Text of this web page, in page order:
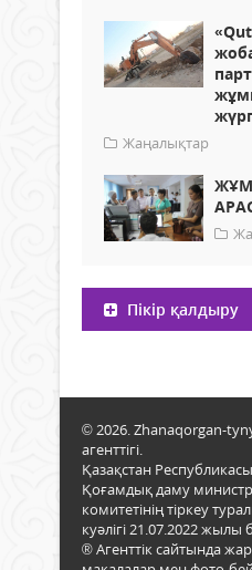
Жаңалықтар
Пікір қалдыру
© 2026. Zhanaqorgan-
агенттігі.
Қазақстан
Қоғамдық даму
комитетінің тіркеу
куәлігі 21.07.2022 жылы
® Агенттік сайтында